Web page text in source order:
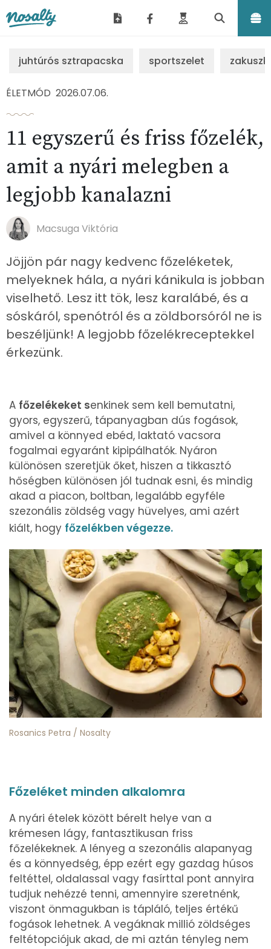
juhtúrós sztrapacska sportszelet
ÉLETMÓD 2026.07.06.
11 egyszerű és friss főzelék,
amit a nyári melegben a
legjobb kanalazni
Macsuga Viktória
Jöjjön pár nagy kedvenc főzeléketek,
melyeknek hála, a nyári kánikula is jobban
viselhető. Lesz itt tök, lesz karalábé, és a
sóskáról, spenótról és a zöldborsóról ne is
beszéljünk! A legjobb főzelékreceptekkel
érkezünk.
A főzelékeket senkinek sem kell bemutatni,
gyors, egyszerű, tápanyagban dús fogások,
amivel a könnyed ebéd, laktató vacsora
fogalmai egyaránt kipipálhatók. Nyáron
különösen szeretjük őket, hiszen a tikkasztó
hőségben különösen jól tudnak esni, és mindig
akad a piacon, boltban, legalább egyféle
szezonális zöldség vagy hüvelyes, ami azért
kiált, hogy főzelékben végezze.
Rosanics Petra / Nosalty
Főzeléket minden alkalomra
A nyári ételek között bérelt helye van a
krémesen lágy, fantasztikusan friss
főzelékeknek. A lényeg a szezonális alapanyag
és a könnyedség, épp ezért egy gazdag húsos
feltéttel, oldalassal vagy fasírttal pont annyira
tudjuk nehézzé tenni, amennyire szeretnénk,
viszont önmagukban is tápláló, teljes értékű
fogások lehetnek. A vegáknak millió zöldséges
feltétopciójuk akad, de mi aztán tényleg nem